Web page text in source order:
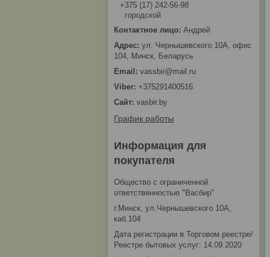
+375 (17) 242-56-98
городской
Андрей
ул. Чернышевского 10А, офис
104, Минск, Беларусь
vassbir@mail.ru
+375291400516
vasbir.by
График работы
Информация для
покупателя
Общество с ограниченной
ответственностью "Васбир"
г.Минск, ул.Чернышевского 10А,
каб.104
Дата регистрации в Торговом реестре/
Реестре бытовых услуг: 14.09.2020